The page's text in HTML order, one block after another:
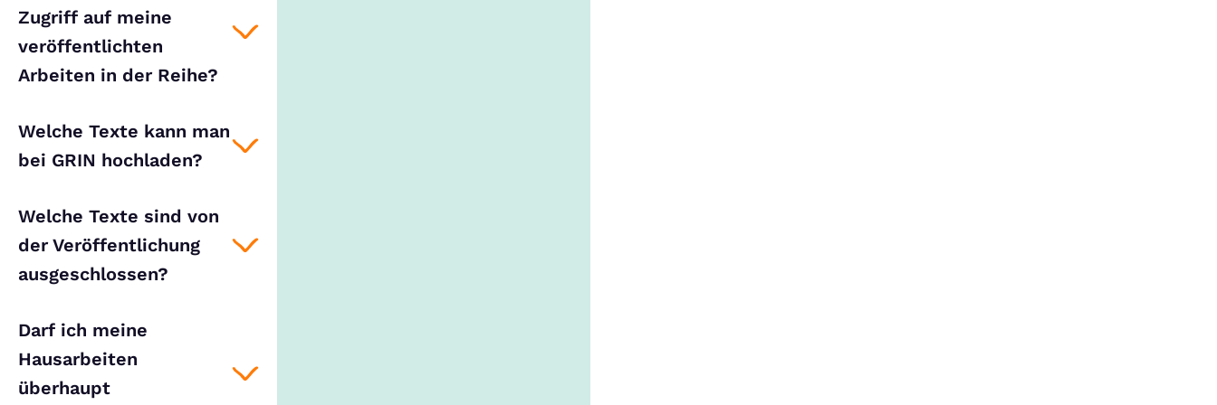
Zugriff auf meine
veröffentlichten
Arbeiten in der Reihe?
Welche Texte kann man
bei GRIN hochladen?
Welche Texte sind von
der Veröffentlichung
ausgeschlossen?
Darf ich meine
Hausarbeiten
überhaupt